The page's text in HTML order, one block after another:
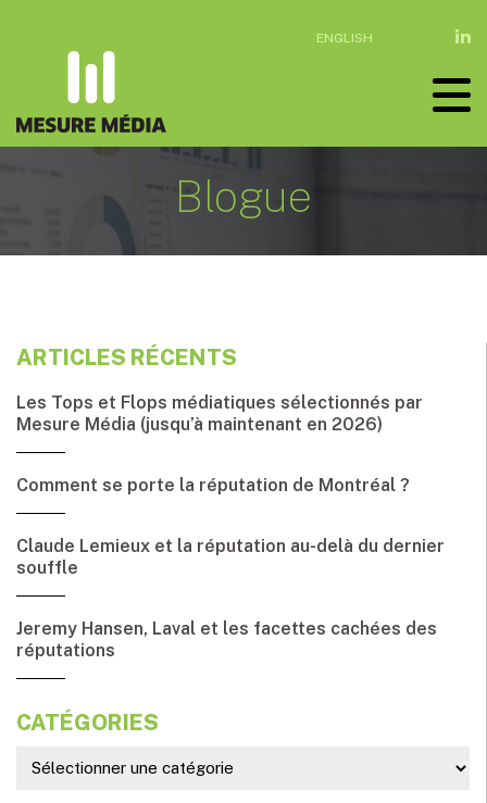
ENGLISH
Blogue
ARTICLES RÉCENTS
Les Tops et Flops médiatiques sélectionnés par
Mesure Média (jusqu’à maintenant en 2026)
Comment se porte la réputation de Montréal ?
Claude Lemieux et la réputation au-delà du dernier
souffle
Jeremy Hansen, Laval et les facettes cachées des
réputations
CATÉGORIES